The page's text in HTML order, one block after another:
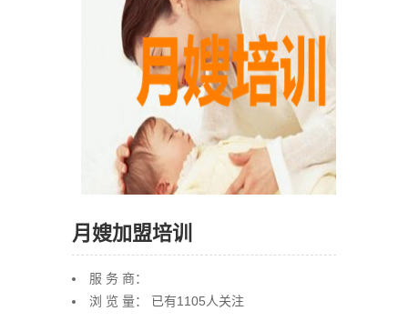
月嫂加盟培训
服 务 商：
浏 览 量： 已有1105人关注